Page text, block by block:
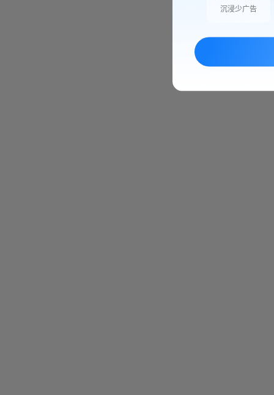
沉浸少广告